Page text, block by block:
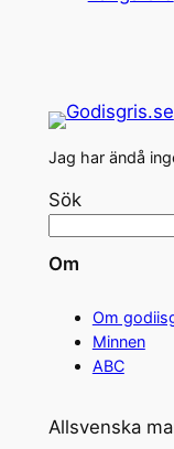
Jag har ändå
Sök
Om
Om
Minnen
ABC
Allsvenska